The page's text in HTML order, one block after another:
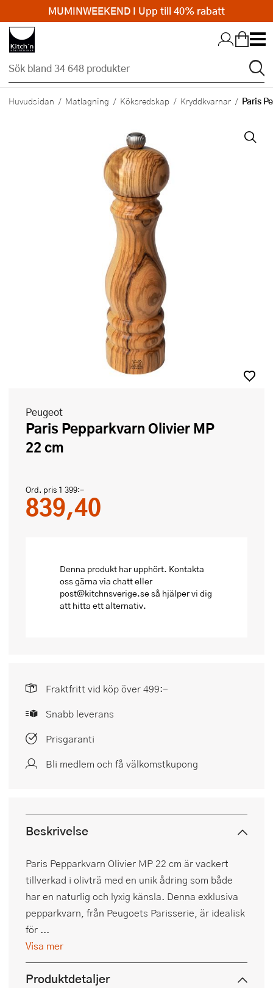
Hopp till huvudinnehållet
Huvudsidan Matlagning Köksredskap Kryddkvarnar Paris
Peugeot
Paris Pepparkvarn Olivier MP
22 cm
Ord. pris 1 399:-
839,40
Denna produkt har upphört. Kontakta
oss gärna via chatt eller
post@kitchnsverige.se så hjälper vi dig
att hitta ett alternativ.
Fraktfritt vid köp över 499:-
Snabb leverans
Prisgaranti
Bli medlem och få välkomstkupong
Beskrivelse
Paris Pepparkvarn Olivier MP 22 cm är vackert
tillverkad i olivträ med en unik ådring som både
har en naturlig och lyxig känsla. Denna exklusiva
pepparkvarn, från Peugoets Parisserie, är idealisk
för ...
Visa mer
Produktdetaljer
MUMINWEEKEND I Upp till 40% rabatt